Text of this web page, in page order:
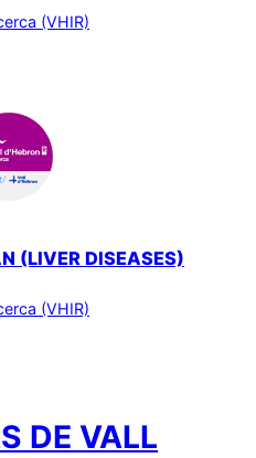
(VHIR)
(LIVER DISEASES)
(VHIR)
DE VALL